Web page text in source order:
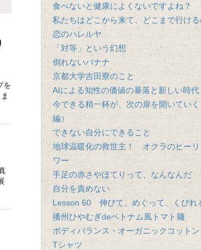
を
食べないと健康によくないですよね？
私たちはどこから来て、どこまで行け
恋のハレルヤ
「対等」という幻想
倒れないバナナ
京都大学吉田寮のこと
AIによる知性の価値の暴落と新しい時代
今できる精一杯が、次の扉を開いてい
編）
できない自分にできること
地球温暖化の救世主！ オクラのヒーリ
ワー
手足の赤さやほてりって、なんなんだ
自分を責めない
Lesson 60 伸びて、めぐって、くびれ
播州ひやむぎdeベトナム風トマト麺
ボディバランス・オーガニックコット
Tシャツ